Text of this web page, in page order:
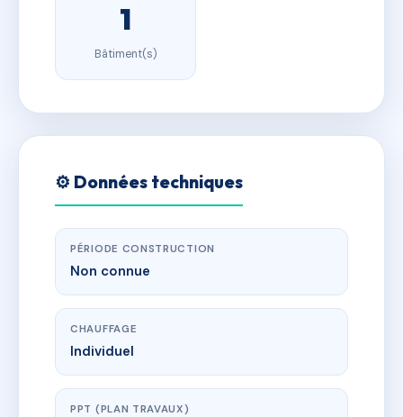
1
Bâtiment(s)
⚙️ Données techniques
PÉRIODE CONSTRUCTION
Non connue
CHAUFFAGE
Individuel
PPT (PLAN TRAVAUX)